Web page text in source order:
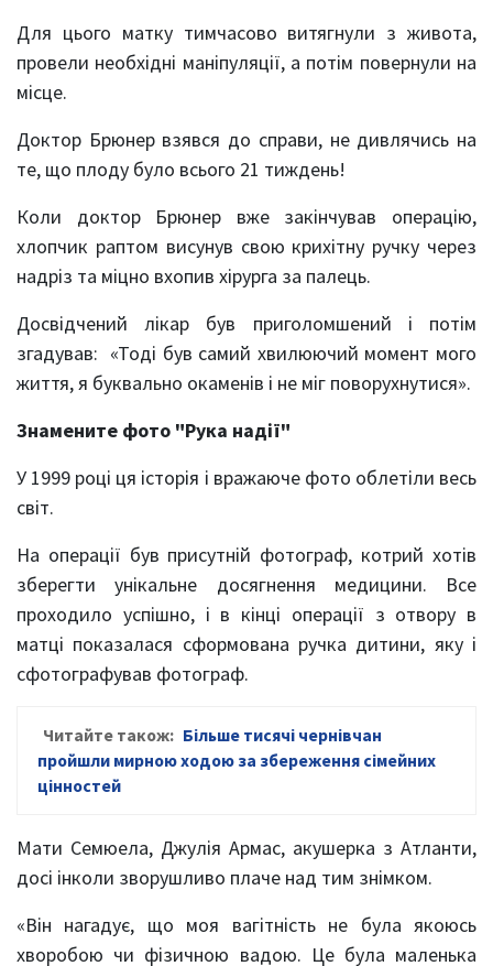
Для цього матку тимчасово витягнули з живота,
провели необхідні маніпуляції, а потім повернули на
місце.
Доктор Брюнер взявся до справи, не дивлячись на
те, що плоду було всього 21 тиждень!
Коли доктор Брюнер вже закінчував операцію,
хлопчик раптом висунув свою крихітну ручку через
надріз та міцно вхопив хірурга за палець.
Досвідчений лікар був приголомшений і потім
згадував: «Тоді був самий хвилюючий момент мого
життя, я буквально окаменів і не міг поворухнутися».
Знамените фото "Рука надії"
У 1999 році ця історія і вражаюче фото облетіли весь
світ.
На операції був присутній фотограф, котрий хотів
зберегти унікальне досягнення медицини. Все
проходило успішно, і в кінці операції з отвору в
матці показалася сформована ручка дитини, яку і
сфотографував фотограф.
Читайте також: Більше тисячі чернівчан
пройшли мирною ходою за збереження сімейних
цінностей
Мати Семюела, Джулія Армас, акушерка з Атланти,
досі інколи зворушливо плаче над тим знімком.
«Він нагадує, що моя вагітність не була якоюсь
хворобою чи фізичною вадою. Це була маленька